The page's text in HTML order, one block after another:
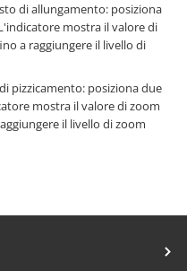
di allungamento: posiziona
mostra il valore di
a raggiungere il livello di
pizzicamento: posiziona due
mostra il valore di zoom
il livello di zoom